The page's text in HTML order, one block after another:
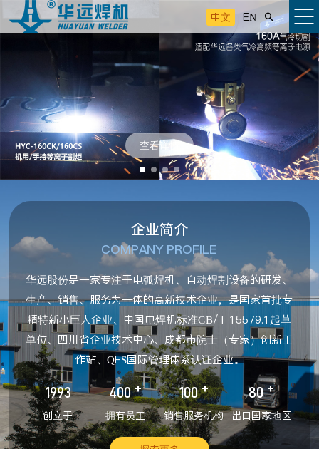
中文 EN 
查看详情
企业简介
COMPANY PROFILE
华远股份是一家专注于电弧焊机、自动焊割设备的研发、
生产、销售、服务为一体的高新技术企业，是国家首批专
精特新小巨人企业、中国电焊机标准GB/T 15579.1起草
单位、四川省企业技术中心、成都市院士（专家）创新工
作站、QES国际管理体系认证企业。
1993
创立于
400 +
拥有员工
100 +
销售服务机构
80 +
出口国家地区